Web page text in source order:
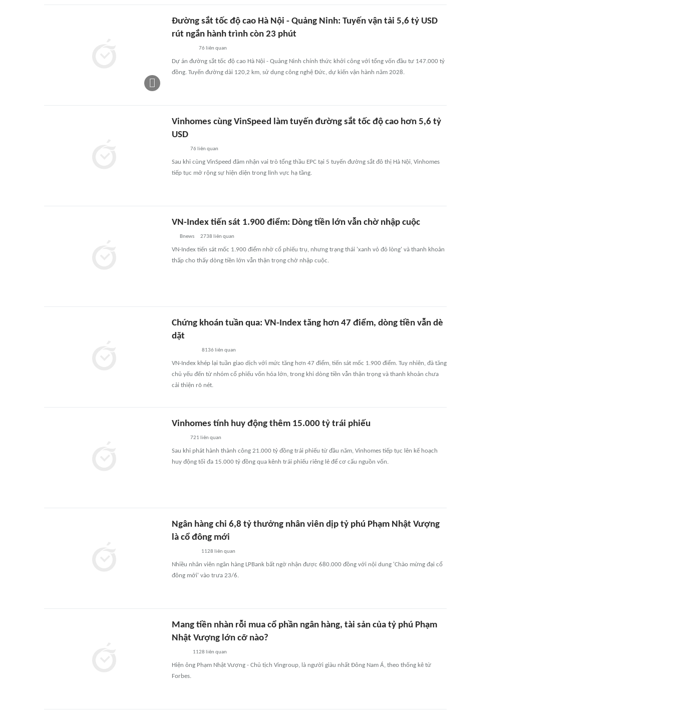
Đường sắt tốc độ cao Hà Nội - Quảng Ninh: Tuyến vận tải 5,6 tỷ USD
rút ngắn hành trình còn 23 phút
76 liên quan
Dự án đường sắt tốc độ cao Hà Nội - Quảng Ninh chính thức khởi công với tổng vốn đầu tư 147.000 tỷ
đồng. Tuyến đường dài 120,2 km, sử dụng công nghệ Đức, dự kiến vận hành năm 2028.
Vinhomes cùng VinSpeed làm tuyến đường sắt tốc độ cao hơn 5,6 tỷ
USD
76 liên quan
Sau khi cùng VinSpeed đảm nhận vai trò tổng thầu EPC tại 5 tuyến đường sắt đô thị Hà Nội, Vinhomes
tiếp tục mở rộng sự hiện diện trong lĩnh vực hạ tầng.
VN-Index tiến sát 1.900 điểm: Dòng tiền lớn vẫn chờ nhập cuộc
Bnews 2738 liên quan
VN-Index tiến sát mốc 1.900 điểm nhờ cổ phiếu trụ, nhưng trạng thái 'xanh vỏ đỏ lòng' và thanh khoản
thấp cho thấy dòng tiền lớn vẫn thận trọng chờ nhập cuộc.
Chứng khoán tuần qua: VN-Index tăng hơn 47 điểm, dòng tiền vẫn dè
dặt
8136 liên quan
VN-Index khép lại tuần giao dịch với mức tăng hơn 47 điểm, tiến sát mốc 1.900 điểm. Tuy nhiên, đà tăng
chủ yếu đến từ nhóm cổ phiếu vốn hóa lớn, trong khi dòng tiền vẫn thận trọng và thanh khoản chưa
cải thiện rõ nét.
Vinhomes tính huy động thêm 15.000 tỷ trái phiếu
721 liên quan
Sau khi phát hành thành công 21.000 tỷ đồng trái phiếu từ đầu năm, Vinhomes tiếp tục lên kế hoạch
huy động tối đa 15.000 tỷ đồng qua kênh trái phiếu riêng lẻ để cơ cấu nguồn vốn.
Ngân hàng chi 6,8 tỷ thưởng nhân viên dịp tỷ phú Phạm Nhật Vượng
là cổ đông mới
1128 liên quan
Nhiều nhân viên ngân hàng LPBank bất ngờ nhận được 680.000 đồng với nội dung 'Chào mừng đại cổ
đông mới' vào trưa 23/6.
Mang tiền nhàn rỗi mua cổ phần ngân hàng, tài sản của tỷ phú Phạm
Nhật Vượng lớn cỡ nào?
1128 liên quan
Hiện ông Phạm Nhật Vượng - Chủ tịch Vingroup, là người giàu nhất Đông Nam Á, theo thống kê từ
Forbes.